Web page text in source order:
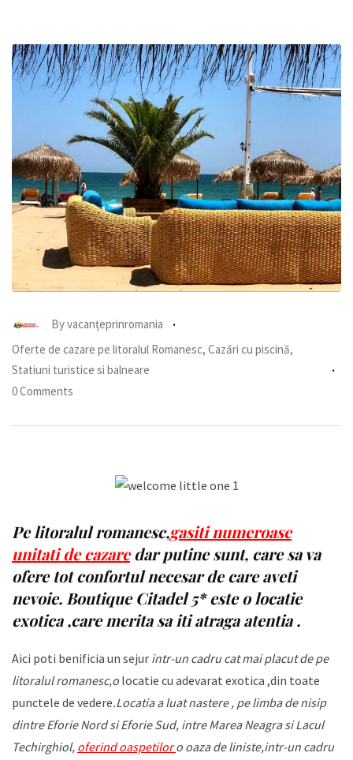
Byvacanțeprinromania
Oferte de cazare pe litoralul Romanesc, Cazări cu piscină,
Statiuni turistice si balneare
0 Comments
Pe litoralul romanesc,gasiti numeroase
unitati de cazaredar putine sunt, care sa va
ofere tot confortul necesar de care aveti
nevoie. Boutique Citadel 5* este o locatie
exotica ,care merita sa iti atraga atentia .
Aici poti benificia un sejur intr-un cadrucat mai placut de pe
litoralul romanesc,o locatie cu adevarat exotica ,din toate
punctele de vedere.Locatia a luat nastere , pe limba de nisip
dintre Eforie Nord si Eforie Sud, intre Marea Neagra si Lacul
Techirghiol, oferind oaspetiloro oaza de liniste,intr-un cadru